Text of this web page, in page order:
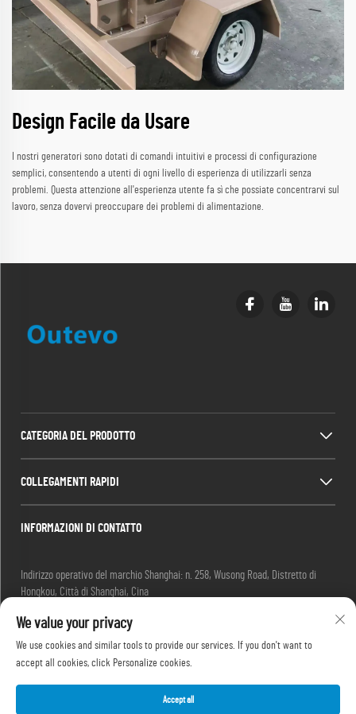
Design Facile da Usare
I nostri generatori sono dotati di comandi intuitivi e processi di configurazione
semplici, consentendo a utenti di ogni livello di esperienza di utilizzarli senza
problemi. Questa attenzione all'esperienza utente fa sì che possiate concentrarvi sul
lavoro, senza dovervi preoccupare dei problemi di alimentazione.
CATEGORIA DEL PRODOTTO
COLLEGAMENTI RAPIDI
INFORMAZIONI DI CONTATTO
Indirizzo operativo del marchio Shanghai: n. 258, Wusong Road, Distretto di
Hongkou, Città di Shanghai, Cina
Tel: +86-13280087620
Tel:+86-13280035385
Tel:+86-13280039195
We value your privacy
We use cookies and similar tools to provide our services. If you don't want to
accept all cookies, click Personalize cookies.
Accept all